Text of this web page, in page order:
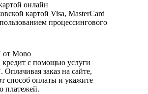
онлайн
картой Visa, MasterCard
процессингового
от Mono
с помощью услуги
заказ на сайте,
способ оплаты и укажите
платежей.